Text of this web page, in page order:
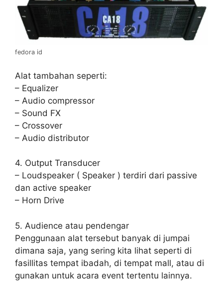
fedora id
Alat tambahan seperti:
– Equalizer
– Audio compressor
– Sound FX
– Crossover
– Audio distributor
4. Output Transducer
– Loudspeaker ( Speaker ) terdiri dari passive
dan active speaker
– Horn Drive
5. Audience atau pendengar
Penggunaan alat tersebut banyak di jumpai
dimana saja, yang sering kita lihat seperti di
fasillitas tempat ibadah, di tempat mall, atau di
gunakan untuk acara event tertentu lainnya.